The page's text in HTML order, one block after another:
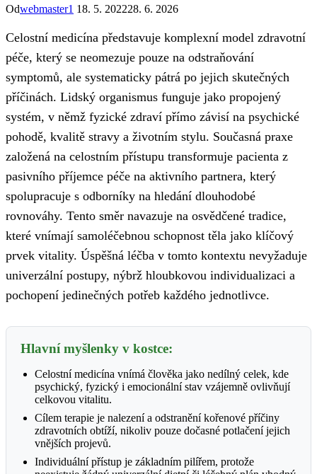
Odwebmaster1 18. 5. 202228. 6. 2026
Celostní medicína představuje komplexní model zdravotní
péče, který se neomezuje pouze na odstraňování
symptomů, ale systematicky pátrá po jejich skutečných
příčinách. Lidský organismus funguje jako propojený
systém, v němž fyzické zdraví přímo závisí na psychické
pohodě, kvalitě stravy a životním stylu. Současná praxe
založená na celostním přístupu transformuje pacienta z
pasivního příjemce péče na aktivního partnera, který
spolupracuje s odborníky na hledání dlouhodobé
rovnováhy. Tento směr navazuje na osvědčené tradice,
které vnímají samoléčebnou schopnost těla jako klíčový
prvek vitality. Úspěšná léčba v tomto kontextu nevyžaduje
univerzální postupy, nýbrž hloubkovou individualizaci a
pochopení jedinečných potřeb každého jednotlivce.
Hlavní myšlenky v kostce:
Celostní medicína vnímá člověka jako nedílný celek, kde
psychický, fyzický i emocionální stav vzájemně ovlivňují
celkovou vitalitu.
Cílem terapie je nalezení a odstranění kořenové příčiny
zdravotních obtíží, nikoliv pouze dočasné potlačení jejich
vnějších projevů.
Individuální přístup je základním pilířem, protože